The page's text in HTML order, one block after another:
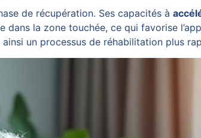
de récupération. Ses capacités à
la zone touchée, ce qui favorise
un processus de réhabilitation plus